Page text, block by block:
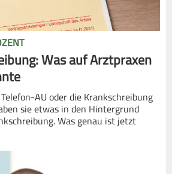
Was auf Arztpraxen
AU oder die Krankschreibung
sie etwas in den Hintergrund
Was genau ist jetzt